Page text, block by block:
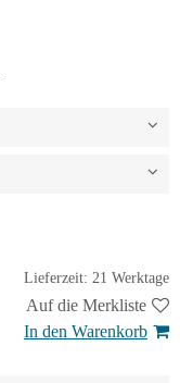
Lieferzeit: 21 Werktage
Auf die Merkliste
In den Warenkorb